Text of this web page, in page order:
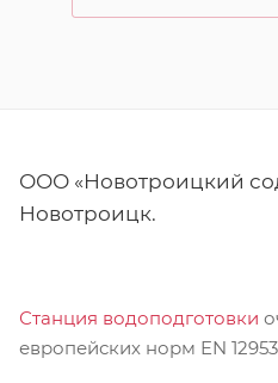
ООО «Новотроицкий
Новотроицк.
Станция водоподготовки
европейских норм EN